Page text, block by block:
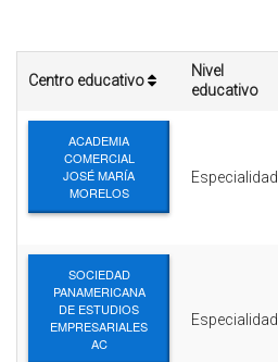
ESCUELA DE LA REPUBLICA
CONTRATA PUBLICIDAD
Centro educativo
Nivel
educativo
ACADEMIA
COMERCIAL
JOSÉ MARÍA
MORELOS
Especialidad
SOCIEDAD
PANAMERICANA
DE ESTUDIOS
EMPRESARIALES
AC
Especialidad